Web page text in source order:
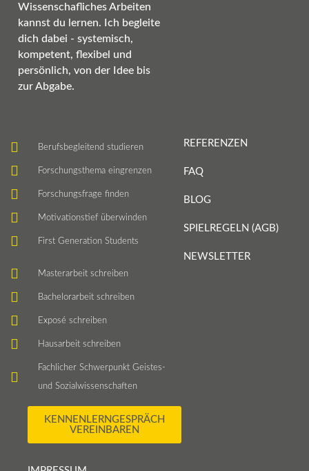
Wissenschafliches Arbeiten
kannst du lernen. Ich begleite
dich dabei - systemisch,
kompetent, flexibel und
persönlich, von der Idee bis
zur Abgabe.
Berufsbegleitend studieren
Forschungsthema eingrenzen
Forschungsfrage finden
Motivationstief überwinden
First Generation Students
Masterarbeit schreiben
Bachelorarbeit schreiben
Exposé schreiben
Hausarbeit schreiben
Fachlicher Schwerpunkt Geistes-
und Sozialwissenschaften
REFERENZEN
FAQ
BLOG
SPIELREGELN (AGB)
NEWSLETTER
KENNENLERNGESPRÄCH
VEREINBAREN